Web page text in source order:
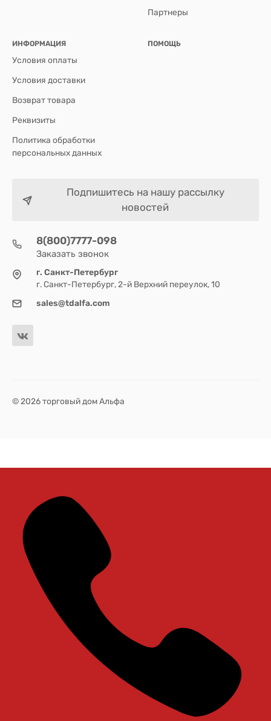
Партнеры
ИНФОРМАЦИЯ
Условия оплаты
Условия доставки
Возврат товара
Реквизиты
Политика обработки
персональных данных
ПОМОЩЬ
Подпишитесь на нашу рассылку
новостей
8(800)7777-098
Заказать звонок
г. Санкт-Петербург
г. Санкт-Петербург, 2-й Верхний переулок, 10
sales@tdalfa.com
© 2026 торговый дом Альфа